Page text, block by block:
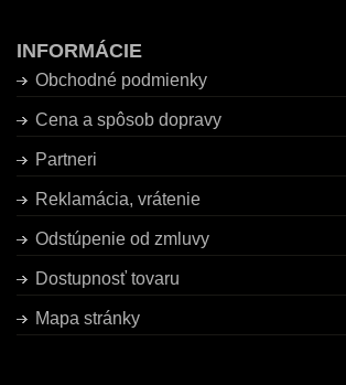
INFORMÁCIE
Obchodné podmienky
Cena a spôsob dopravy
Partneri
Reklamácia, vrátenie
Odstúpenie od zmluvy
Dostupnosť tovaru
Mapa stránky